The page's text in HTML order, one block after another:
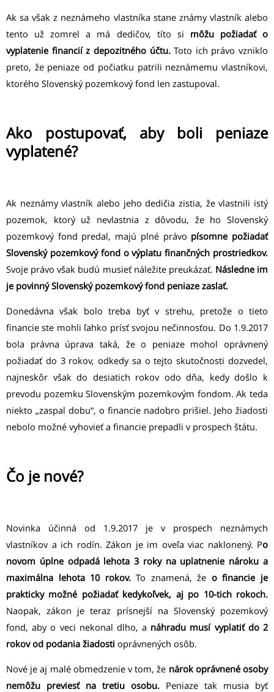
Ak sa však z neznámeho vlastníka stane známy vlastník alebo
tento už zomrel a má dedičov, títo si môžu požiadať o
vyplatenie financií z depozitného účtu.Toto ich právo vzniklo
preto, že peniaze od počiatku patrili neznámemu vlastníkovi,
ktorého Slovenský pozemkový fond len zastupoval.
Ako postupovať, aby boli peniaze
vyplatené?
Ak neznámy vlastník alebo jeho dedičia zistia, že vlastnili istý
pozemok, ktorý už nevlastnia z dôvodu, že ho Slovenský
pozemkový fond predal, majú plné právo písomne požiadať
Slovenský pozemkový fond o výplatu finančných prostriedkov.
Svoje právo však budú musieť náležite preukázať. Následne im
je povinný Slovenský pozemkový fond peniaze zaslať.
Donedávna však bolo treba byť v strehu, pretože o tieto
financie ste mohli ľahko prísť svojou nečinnosťou. Do 1.9.2017
bola právna úprava taká, že o peniaze mohol oprávnený
požiadať do 3 rokov, odkedy sa o tejto skutočnosti dozvedel,
najneskôr však do desiatich rokov odo dňa, kedy došlo k
prevodu pozemku Slovenským pozemkovým fondom. Ak teda
niekto „zaspal dobu“, o financie nadobro prišiel. Jeho žiadosti
nebolo možné vyhovieť a financie prepadli v prospech štátu.
Čo je nové?
Novinka účinná od 1.9.2017 je v prospech neznámych
vlastníkov a ich rodín. Zákon je im oveľa viac naklonený. Po
novom úplne odpadá lehota 3 roky na uplatnenie nároku a
maximálna lehota 10 rokov.To znamená, že o financie je
prakticky možné požiadať kedykoľvek, aj po 10-tich rokoch.
Naopak, zákon je teraz prísnejší na Slovenský pozemkový
fond, aby o veci nekonal dlho, a náhradu musí vyplatiť do 2
rokov od podania žiadosti oprávnených osôb.
Nové je aj malé obmedzenie v tom, že nárok oprávnené osoby
nemôžu previesť na tretiu osobu. Peniaze tak musia byť